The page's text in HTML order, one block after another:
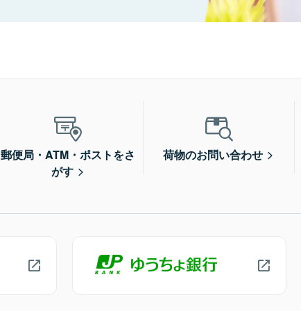
郵便局・ATM・ポストをさ
がす
荷物のお問い合わせ